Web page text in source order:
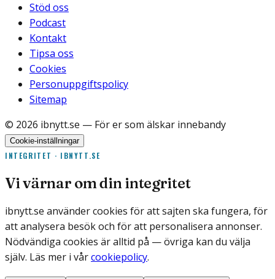
Stöd oss
Podcast
Kontakt
Tipsa oss
Cookies
Personuppgiftspolicy
Sitemap
© 2026 ibnytt.se — För er som älskar innebandy
Cookie-inställningar
INTEGRITET · IBNYTT.SE
Vi värnar om din integritet
ibnytt.se använder cookies för att sajten ska fungera, för
att analysera besök och för att personalisera annonser.
Nödvändiga cookies är alltid på — övriga kan du välja
själv. Läs mer i vårcookiepolicy.